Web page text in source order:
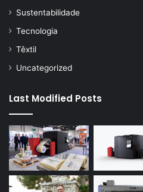
Sustentabilidade
Tecnologia
Têxtil
Uncategorized
Last Modified Posts